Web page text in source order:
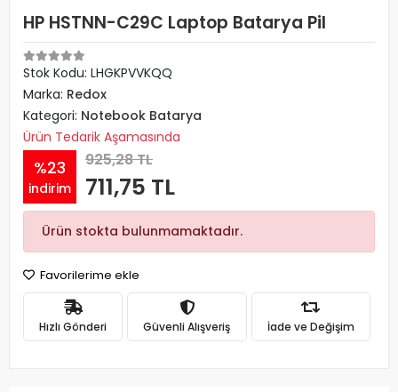
HP HSTNN-C29C Laptop Batarya Pil
Stok Kodu: LHGKPVVKQQ
Marka: Redox
Kategori: Notebook Batarya
Ürün Tedarik Aşamasında
%23
indirim
925,28 TL
711,75 TL
Ürün stokta bulunmamaktadır.
Favorilerime ekle
Hızlı Gönderi Güvenli Alışveriş İade ve Değişim